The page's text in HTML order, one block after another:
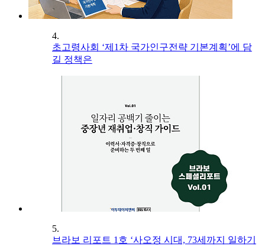
4.
초고령사회 ‘제1차 국가인구전략 기본계획’에 담
길 정책은
5.
브라보 리포트 1호 ‘사오정 시대, 73세까지 일하기